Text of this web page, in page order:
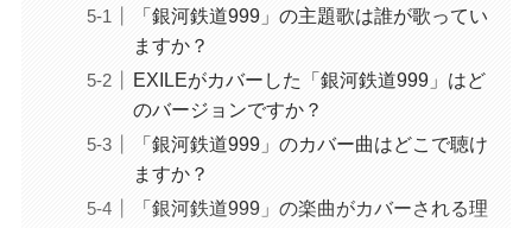
「銀河鉄道999」の主題歌は誰が歌ってい
ますか？
EXILEがカバーした「銀河鉄道999」はど
のバージョンですか？
「銀河鉄道999」のカバー曲はどこで聴け
ますか？
「銀河鉄道999」の楽曲がカバーされる理